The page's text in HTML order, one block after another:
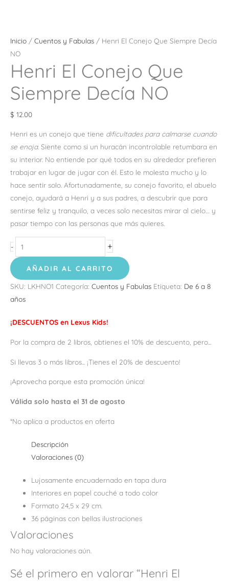
Inicio / Cuentos y Fabulas / Henri El Conejo Que Siempre Decía
NO
Henri El Conejo Que
Siempre Decía NO
$ 12.00
Henri es un conejo que tiene dificultades para calmarse cuando
se enoja. Siente como si un huracán incontrolable retumbara en
su interior. No entiende por qué todos en su alrededor prefieren
trabajar en lugar de jugar con él. Esto le molesta mucho y lo
hace sentir solo. Afortunadamente, su conejo favorito, el abuelo
conejo, ayudará a Henri y a sus padres, a descubrir que para
sentirse feliz y tranquilo, a veces solo necesitas mirar al cielo… y
pasar tiempo con las personas que más quieres.
- +
AÑADIR AL CARRITO
SKU: LKHNO1 Categoría: Cuentos y Fabulas Etiqueta: De 6 a 8
años
¡DESCUENTOS en Lexus Kids!
Por la compra de 2 libros, obtienes el 10% de descuento, pero...
Si llevas 3 o más libros... ¡Tienes el 20% de descuento!
¡Aprovecha porque esta promoción única!
Válida solo hasta el 31 de agosto
*No aplica a productos en oferta
Descripción
Valoraciones (0)
Lujosamente encuadernado en tapa dura
Interiores en papel couché a todo color
Formato 24,5 x 29 cm.
36 páginas con bellas ilustraciones
Valoraciones
No hay valoraciones aún.
Sé el primero en valorar “Henri El